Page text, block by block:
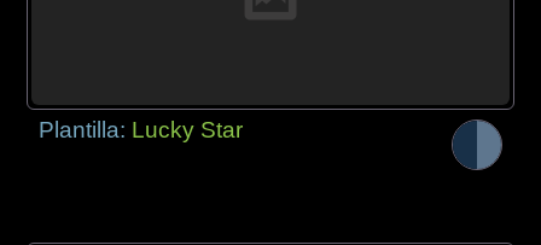
Plantilla: Lucky Star